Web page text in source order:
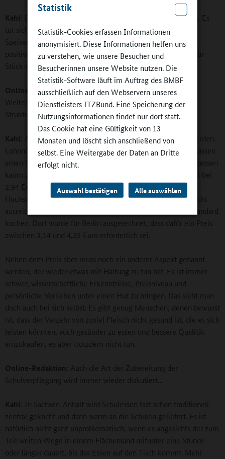
Statistik
Statistik-Cookies erfassen Informationen
anonymisiert. Diese Informationen helfen uns
zu verstehen, wie unsere Besucher und
Besucherinnen unsere Website nutzen. Die
Statistik-Software läuft im Auftrag des BMBF
ausschließlich auf den Webservern unseres
Dienstleisters ITZBund. Eine Speicherung der
Nutzungsinformationen findet nur dort statt.
Das Cookie hat eine Gültigkeit von 13
Monaten und löscht sich anschließend von
selbst. Eine Weitergabe der Daten an Dritte
erfolgt nicht.
Auswahl bestätigen Alle auswählen
Kahl : Derzeit wohl ziemlich genau in der Mitte bei 5 oder 6. Es
tut sich etwas. Das spüren wir beispielsweise bei unseren
Speiseplananalysen. Es handelt sich um eine kleinschrittige
positive Weiterentwicklung. Man könnte fast sagen: Stück für
Stück ein Knabberglück.
Online-Redaktion: Was steht einer schnelleren
Weiterentwicklung neben den eventuell zu eingefahrenen
Strukturen im Weg?
Kahl : An erster Stelle muss hier das Preisniveau genannt werden.
Lohnniveau und soziale Strukturen in unserem Bundesland lassen
einen höheren Preis als die derzeitigen 2,20 Euro pro Mittagessen
kaum zu. Der Abgabepreis bundesweit liegt im Durchschnitt bei
2,94 Euro. Und selbst die würden ja nach Berechnungen der
Hochschule für Angewandte Wissenschaften in Hamburg nicht
ausreichen, wollte man entsprechend dem DGE-Qualitätsstandard
kochen. Dort wurde für Berlin ausgerechnet, dass dafür ein Preis
zwischen 3,14 und 4,25 Euro erforderlich sei.
Neben dem Preis aber muss noch ein anderer Aspekt genannt
werden, der wieder etwas mit Haltung zu tun hat. Es ist immer
schwer, wissenschaftliche Erkenntnisse, Preisniveau und
persönliche Vorlieben unter einen Hut zu bringen. Das sieht man
doch auch bei sich selbst. Es gibt genug Menschen, denen bewusst
ist, dass der Verzehr von zuviel Fleisch nicht gesund ist, die es sich
leisten könnten, auch gesünder zu essen und bessere Qualität
einzukaufen, es aber trotzdem nicht tun.
Online-Redaktion : Auch die Art der Zubereitung der
Schulverpflegung wird immer wieder diskutiert...
Kahl : In Sachsen-Anhalt wird Schulessen fast schon traditionell
zentral gekocht und dann warm an die Schulen geliefert. Es ist
natürlich nicht ganz unproblematisch, wenn es angesichts der zum
Teil weiten Wege in einem Flächenland mitunter eine Stunde
oder länger dauert, bis das Essen auf den Tisch kommt. Mehr